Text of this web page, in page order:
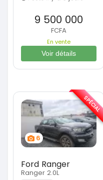
9 500 000
FCFA
En vente
Voir détails
6
Ford Ranger
Ranger 2.0L
SPÉCIAL